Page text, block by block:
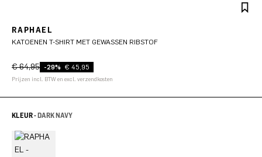
RAPHAEL
KATOENEN T-SHIRT MET GEWASSEN RIBSTOF
€ 64,95 -29% € 45,95
Prijzen incl. BTW en excl. verzendkosten
KLEUR -DARK NAVY